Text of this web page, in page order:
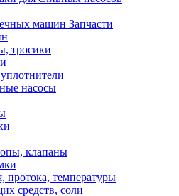
Запчасти
тросики
насосы
клапаны
протока, температуры
средств, соли